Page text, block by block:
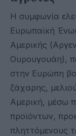
Η συμφωνία
Ευρωπαϊκή
Αμερικής
Ουρουγουάη),
στην Ευρώπη
ζάχαρης,
Αμερική, μέσω
προϊόντων,
πληττόμενους